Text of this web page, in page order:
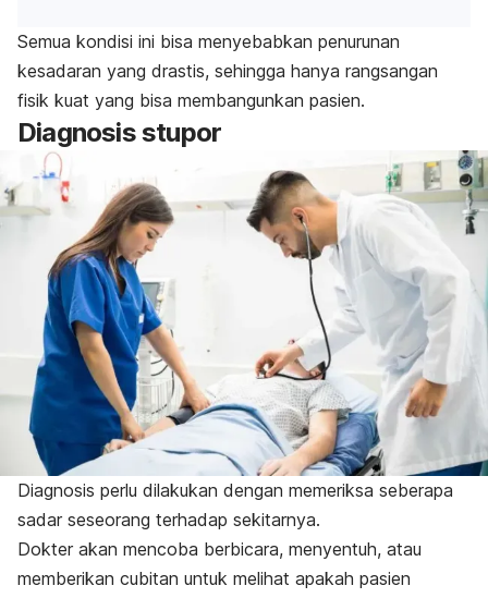
Semua kondisi ini bisa menyebabkan penurunan
kesadaran yang drastis, sehingga hanya rangsangan
fisik kuat yang bisa membangunkan pasien.
Diagnosis stupor
Diagnosis perlu dilakukan dengan memeriksa seberapa
sadar seseorang terhadap sekitarnya.
Dokter akan mencoba berbicara, menyentuh, atau
memberikan cubitan untuk melihat apakah pasien